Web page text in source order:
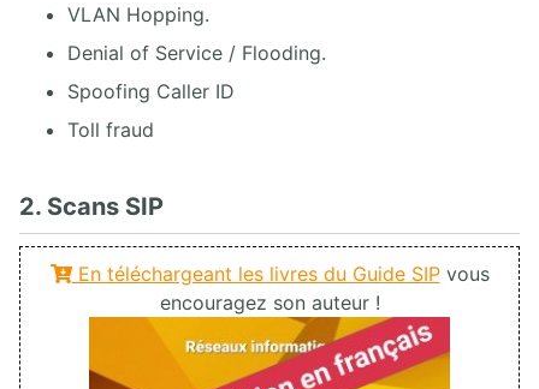
VLAN Hopping.
Denial of Service / Flooding.
Spoofing Caller ID
Toll fraud
2. Scans SIP
En téléchargeant les livres du Guide SIPvous
encouragez son auteur !